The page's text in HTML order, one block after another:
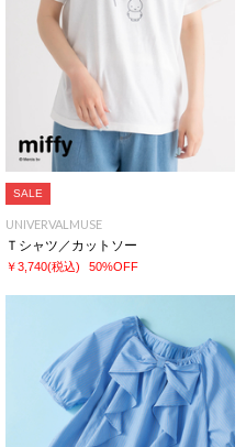
SALE
UNIVERVALMUSE
Ｔシャツ／カットソー
￥3,740(税込) 50%OFF